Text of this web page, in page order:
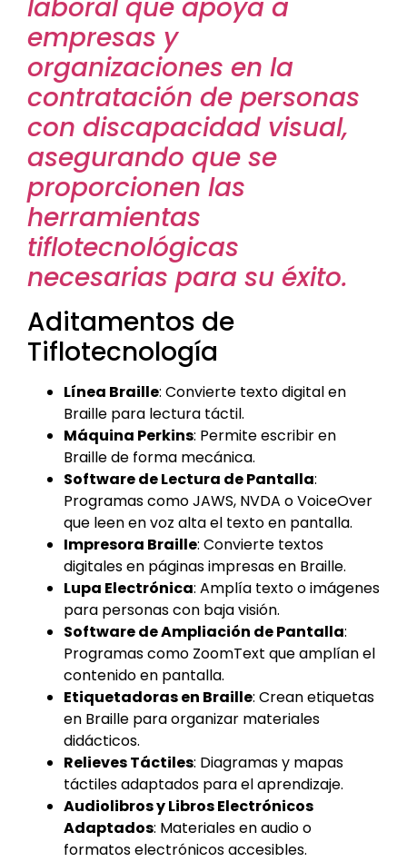
laboral que apoya a
empresas y
organizaciones en la
contratación de personas
con discapacidad visual,
asegurando que se
proporcionen las
herramientas
tiflotecnológicas
necesarias para su éxito.
Aditamentos de
Tiflotecnología
Línea Braille: Convierte texto digital en
Braille para lectura táctil.
Máquina Perkins: Permite escribir en
Braille de forma mecánica.
Software de Lectura de Pantalla:
Programas como JAWS, NVDA o VoiceOver
que leen en voz alta el texto en pantalla.
Impresora Braille: Convierte textos
digitales en páginas impresas en Braille.
Lupa Electrónica: Amplía texto o imágenes
para personas con baja visión.
Software de Ampliación de Pantalla:
Programas como ZoomText que amplían el
contenido en pantalla.
Etiquetadoras en Braille: Crean etiquetas
en Braille para organizar materiales
didácticos.
Relieves Táctiles: Diagramas y mapas
táctiles adaptados para el aprendizaje.
Audiolibros y Libros Electrónicos
Adaptados: Materiales en audio o
formatos electrónicos accesibles.